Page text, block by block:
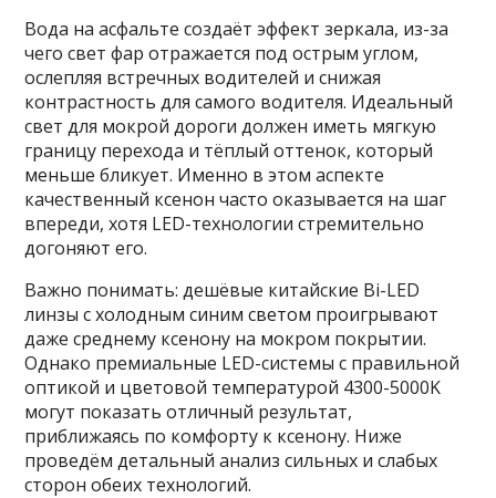
Вода на асфальте создаёт эффект зеркала, из-за
чего свет фар отражается под острым углом,
ослепляя встречных водителей и снижая
контрастность для самого водителя. Идеальный
свет для мокрой дороги должен иметь мягкую
границу перехода и тёплый оттенок, который
меньше бликует. Именно в этом аспекте
качественный ксенон часто оказывается на шаг
впереди, хотя LED-технологии стремительно
догоняют его.
Важно понимать: дешёвые китайские Bi-LED
линзы с холодным синим светом проигрывают
даже среднему ксенону на мокром покрытии.
Однако премиальные LED-системы с правильной
оптикой и цветовой температурой 4300-5000K
могут показать отличный результат,
приближаясь по комфорту к ксенону. Ниже
проведём детальный анализ сильных и слабых
сторон обеих технологий.